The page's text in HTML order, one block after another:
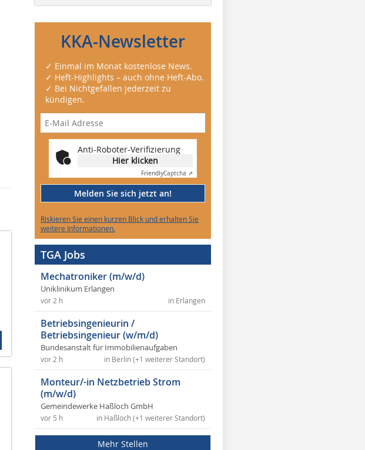
KKA-Newsletter
✓ Einmal im Monat kostenlose News.
✓ Heft-Highlights – auch ohne Heft-Abo.
✓ Bei Nichtgefallen jederzeit zu
kündigen.
Anti-Roboter-Verifizierung
Hier klicken
FriendlyCaptcha ⇗
Melden Sie sich jetzt an!
Riskieren Sie einen kurzen Blick und erhalten Sie
weitere Informationen.
TGA Jobs
Mechatroniker (m/w/d)
Uniklinikum Erlangen
in Erlangen
vor 2 h
Betriebsingenieurin /
Betriebsingenieur (w/m/d)
Bundesanstalt für Immobilienaufgaben
in Berlin (+1 weiterer Standort)
vor 2 h
Monteur/-in Netzbetrieb Strom
(m/w/d)
Gemeindewerke Haßloch GmbH
in Haßloch (+1 weiterer Standort)
vor 5 h
Mehr Stellen